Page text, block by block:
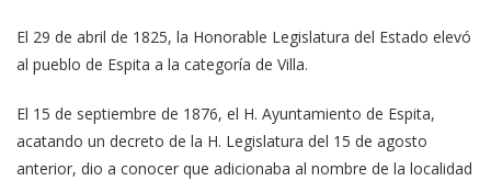
El 29 de abril de 1825, la Honorable Legislatura del Estado elevó
al pueblo de Espita a la categoría de Villa.
El 15 de septiembre de 1876, el H. Ayuntamiento de Espita,
acatando un decreto de la H. Legislatura del 15 de agosto
anterior, dio a conocer que adicionaba al nombre de la localidad